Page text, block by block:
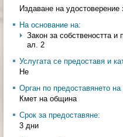
Издаване на
На основание на:
Закон за собствеността
ал. 2
Услугата се предоставя и
Не
Орган по предоставянето
Кмет на община
Срок за предоставяне:
3 дни